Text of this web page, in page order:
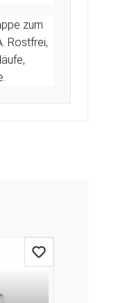
zum
Rostfrei,